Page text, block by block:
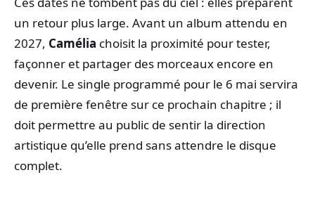
un retour plus large. Avant un album attendu en
2027, Camélia choisit la proximité pour tester,
façonner et partager des morceaux encore en
devenir. Le single programmé pour le 6 mai servira
de première fenêtre sur ce prochain chapitre ; il
doit permettre au public de sentir la direction
artistique qu’elle prend sans attendre le disque
complet.